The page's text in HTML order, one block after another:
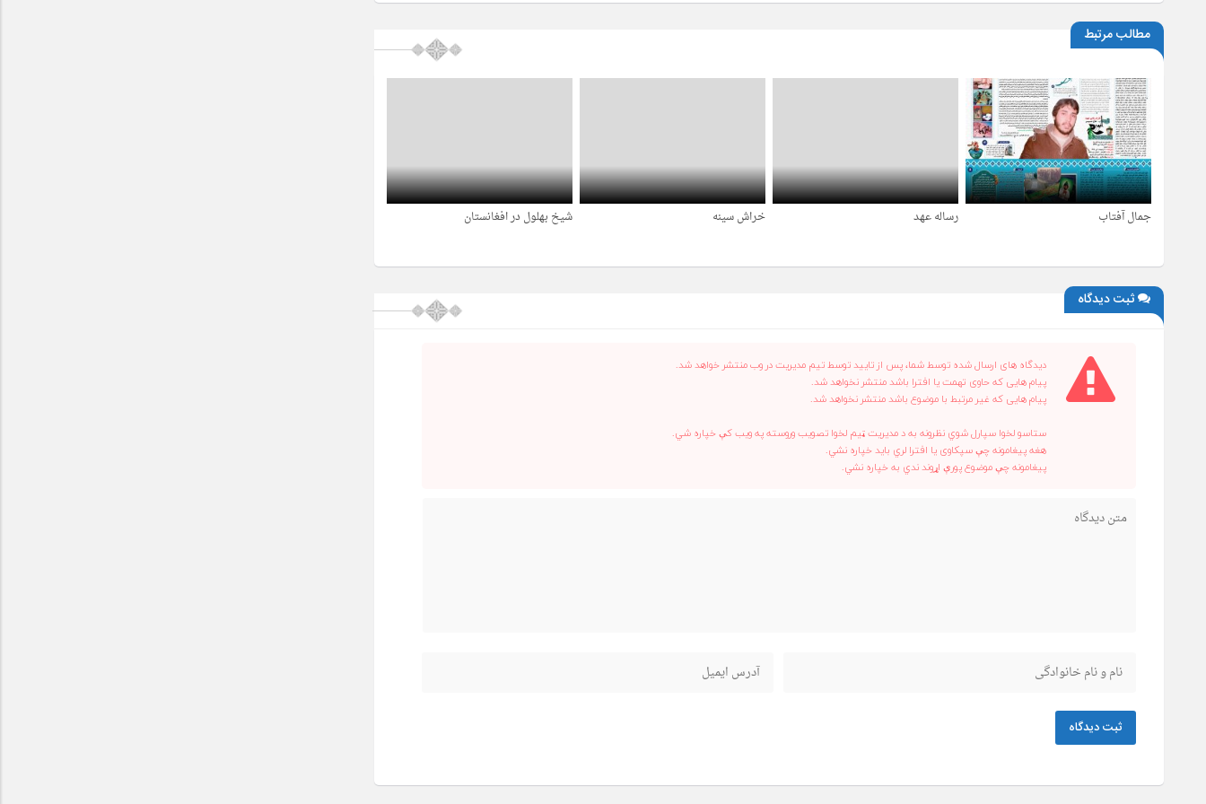
مطالب مرتبط
4 سال قبل
جمال آفتاب رساله عهد
4 سال قبل
خراش سینه
4 سال قبل
شیخ بهلول در افغانستان
ثبت دیدگاه
دیدگاه های ارسال شده توسط شما، پس از تایید توسط تیم مدیریت در وب منتشر خواهد شد.
پیام هایی که حاوی تهمت یا افترا باشد منتشر نخواهد شد.
پیام هایی که غیر مرتبط با موضوع باشد منتشر نخواهد شد.
ستاسو لخوا سپارل شوي نظرونه به د مدیریت ټیم لخوا تصویب وروسته په ویب کې خپاره شي.
هغه پیغامونه چې سپکاوی یا افترا لري باید خپاره نشي.
پیغامونه چې موضوع پورې اړوند ندي به خپاره نشي.
ثبت دیدگاه